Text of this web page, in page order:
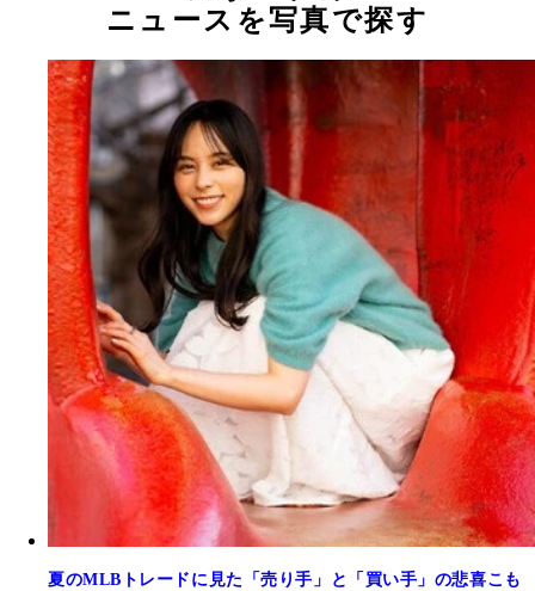
ニュースを写真で探す
夏のMLBトレードに見た「売り手」と「買い手」の悲喜こも